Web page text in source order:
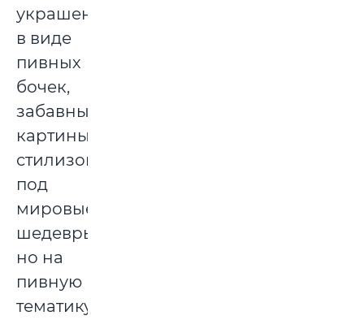
украшения
в виде
пивных
бочек,
забавные
картины,
стилизованные
под
мировые
шедевры,
но на
пивную
тематику